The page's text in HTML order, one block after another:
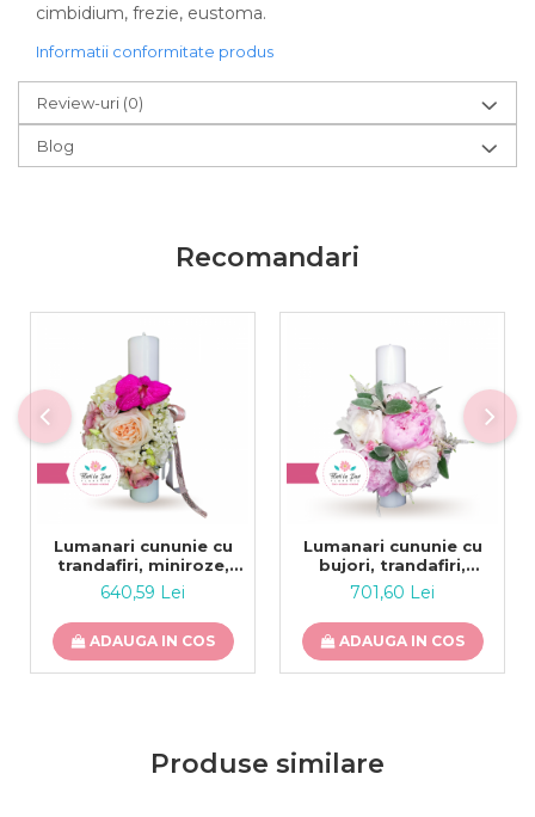
cimbidium, frezie, eustoma.
Informatii conformitate produs
Review-uri (0)
Blog
Recomandari
Lumanari cununie cu
trandafiri, miniroze,
gipsofila si vanda
640,59 Lei
ADAUGA IN COS
Lumanari cununie cu
bujori, trandafiri,
astilbe florarie Roman
701,60 Lei
ADAUGA IN COS
Produse similare